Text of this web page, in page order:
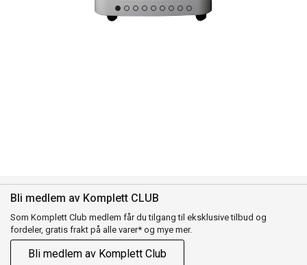
Bli medlem av Komplett CLUB
Som Komplett Club medlem får du tilgang til eksklusive tilbud og
fordeler, gratis frakt på alle varer* og mye mer.
Bli medlem av Komplett Club